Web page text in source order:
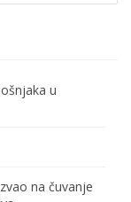
u
na čuvanje